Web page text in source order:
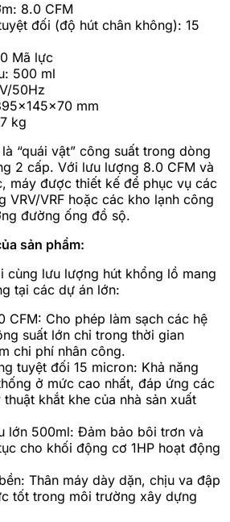
8.0 CFM
đối (độ hút chân không): 15
Mã lực
500 ml
50Hz
mm
kg
“quái vật” công suất trong dòng
2 cấp. Với lưu lượng 8.0 CFM và
máy được thiết kế để phục vụ các
VRV/VRF hoặc các kho lạnh công
đường ống đồ sộ.
sản phẩm:
cùng lưu lượng hút khổng lồ mang
tại các dự án lớn:
CFM: Cho phép làm sạch các hệ
suất lớn chỉ trong thời gian
chi phí nhân công.
tuyệt đối 15 micron: Khả năng
ở mức cao nhất, đáp ứng các
khắt khe của nhà sản xuất
lớn 500ml: Đảm bảo bôi trơn và
cho khối động cơ 1HP hoạt động
Thân máy dày dặn, chịu va đập
tốt trong môi trường xây dựng